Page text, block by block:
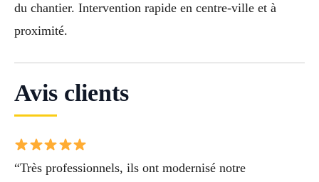
du chantier. Intervention rapide en centre-ville et à
proximité.
Avis clients
“Très professionnels, ils ont modernisé notre